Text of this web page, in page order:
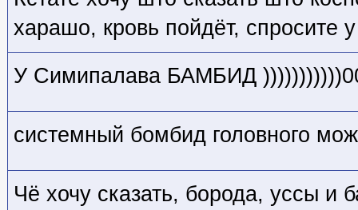
харашо, кровь пойдёт, спросите
У Симипалава БАМБИД
системный бомбид головного
Чё хочу сказать, борода, уссы и